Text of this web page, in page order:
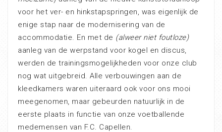
voor het ver- en hinkstapspringen, was eigenlijk de
enige stap naar de modernisering van de
accommodatie. En met de (alweer niet foutloze)
aanleg van de werpstand voor kogel en discus,
werden de trainingsmogelijkheden voor onze club
nog wat uitgebreid. Alle verbouwingen aan de
kleedkamers waren uiteraard ook voor ons mooi
meegenomen, maar gebeurden natuurlijk in de
eerste plaats in functie van onze voetballende
medemensen van F.C. Capellen.